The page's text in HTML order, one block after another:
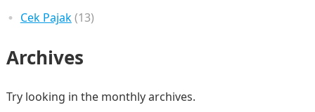
Cek Pajak(13)
Archives
Try looking in the monthly archives.